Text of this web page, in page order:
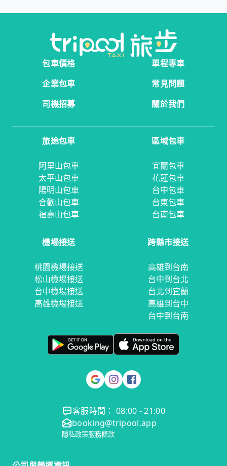
包車價格
單程專車
企業包車
常見問題
司機招募
關於我們
旅途包車
阿里山包車
太平山包車
陽明山包車
合歡山包車
福壽山包車
區域包車
宜蘭包車
花蓮包車
台中包車
台東包車
台南包車
機場接送
桃園機場接送
松山機場接送
台中機場接送
高雄機場接送
跨縣市接送
高雄到台南
台中到台北
台北到宜蘭
高雄到台中
台中到台南
客服時間： 08:00 - 21:00
booking@tripool.app
隱私政策服務條款